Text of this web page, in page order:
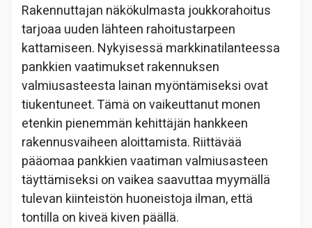
Rakennuttajan näkökulmasta joukkorahoitus
tarjoaa uuden lähteen rahoitustarpeen
kattamiseen. Nykyisessä markkinatilanteessa
pankkien vaatimukset rakennuksen
valmiusasteesta lainan myöntämiseksi ovat
tiukentuneet. Tämä on vaikeuttanut monen
etenkin pienemmän kehittäjän hankkeen
rakennusvaiheen aloittamista. Riittävää
pääomaa pankkien vaatiman valmiusasteen
täyttämiseksi on vaikea saavuttaa myymällä
tulevan kiinteistön huoneistoja ilman, että
tontilla on kiveä kiven päällä.